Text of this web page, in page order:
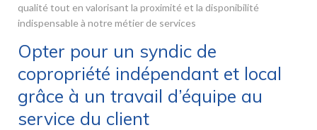
qualité tout en valorisant la proximité et la disponibilité
indispensable à notre métier de services
Opter pour un syndic de
copropriété indépendant et local
grâce à un travail d’équipe au
service du client